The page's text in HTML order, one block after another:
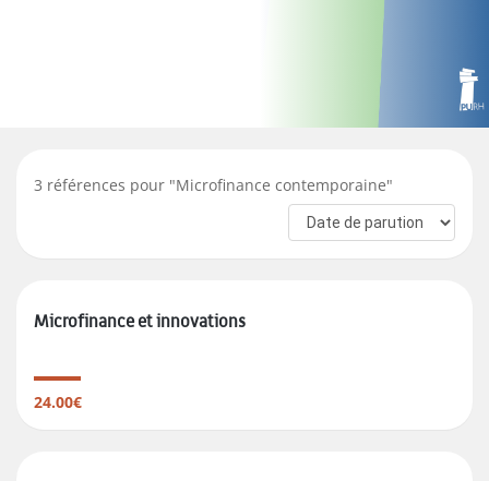
3 références pour "Microfinance contemporaine"
Microfinance et innovations
24.00€